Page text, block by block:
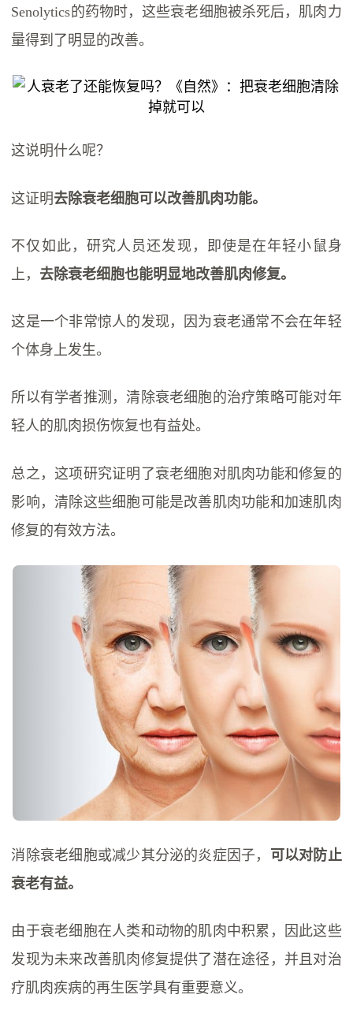
Senolytics的药物时，这些衰老细胞被杀死后，肌肉力
量得到了明显的改善。
这说明什么呢？
这证明去除衰老细胞可以改善肌肉功能。
不仅如此，研究人员还发现，即使是在年轻小鼠身
上， 去除衰老细胞也能明显地改善肌肉修复。
这是一个非常惊人的发现，因为衰老通常不会在年轻
个体身上发生。
所以有学者推测，清除衰老细胞的治疗策略可能对年
轻人的肌肉损伤恢复也有益处。
总之，这项研究证明了衰老细胞对肌肉功能和修复的
影响，清除这些细胞可能是改善肌肉功能和加速肌肉
修复的有效方法。
消除衰老细胞或减少其分泌的炎症因子，
可以对防止
衰老有益。
由于衰老细胞在人类和动物的肌肉中积累，因此这些
发现为未来改善肌肉修复提供了潜在途径，并且对治
疗肌肉疾病的再生医学具有重要意义。